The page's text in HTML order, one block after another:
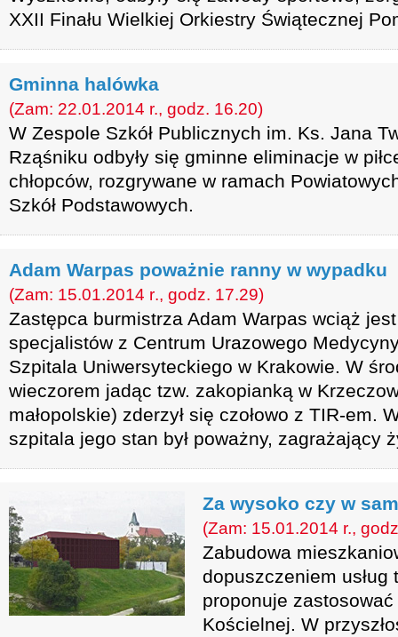
XXII Finału Wielkiej Orkiestry Świątecznej
Gminna halówka
(Zam: 22.01.2014 r., godz. 16.20)
W Zespole Szkół Publicznych im. Ks. Jana
Rząśniku odbyły się gminne eliminacje w
chłopców, rozgrywane w ramach
Szkół Podstawowych.
Adam Warpas poważnie ranny w wypadku
(Zam: 15.01.2014 r., godz. 17.29)
Zastępca burmistrza Adam Warpas wciąż
specjalistów z Centrum Urazowego
Szpitala Uniwersyteckiego w Krakowie. W
wieczorem jadąc tzw. zakopianką w
małopolskie) zderzył się czołowo z TIR-em.
szpitala jego stan był poważny, zagrażający
Za wysoko czy w
(Zam: 15.01.2014 r.,
Zabudowa
dopuszczeniem
proponuje
Kościelnej. W